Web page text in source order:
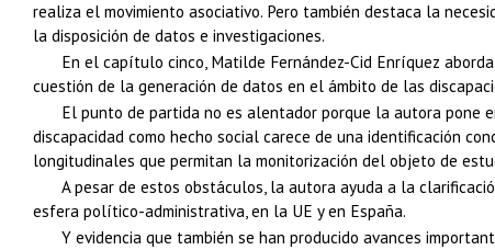
realiza el movimiento asociativo. Pero también destaca la
la disposición de datos e investigaciones.
En el capítulo cinco, Matilde Fernández-Cid Enríquez
cuestión de la generación de datos en el ámbito de las
El punto de partida no es alentador porque la autora pone
discapacidad como hecho social carece de una identificación
longitudinales que permitan la monitorización del objeto de
A pesar de estos obstáculos, la autora ayuda a la
esfera político-administrativa, en la UE y en España.
Y evidencia que también se han producido avances